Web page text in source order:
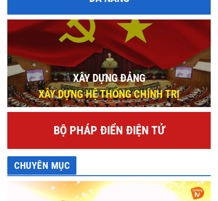
XÂY DỰNG ĐẢNG
XÂY DỰNG HỆ THỐNG CHÍNH TRỊ
BỘ PHÁP ĐIỂN ĐIỆN TỬ
CHUYÊN MỤC